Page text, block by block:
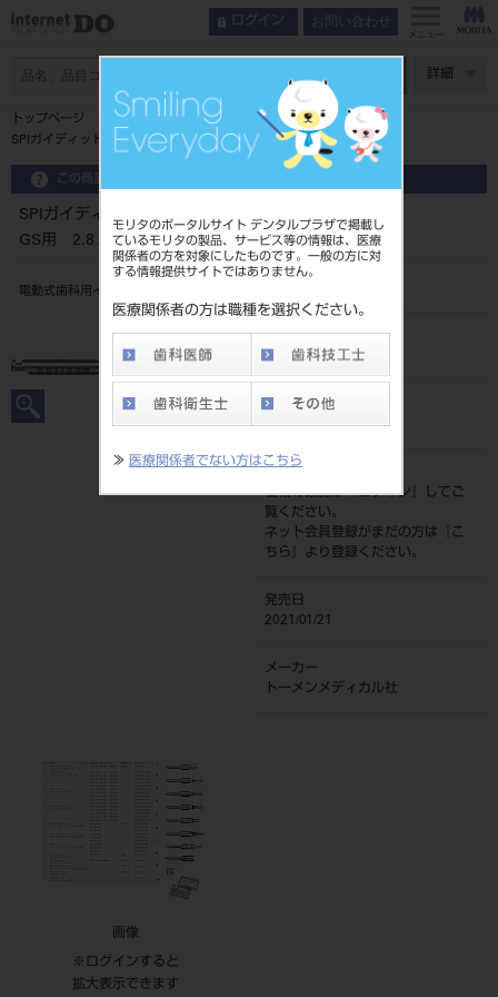
モリタのポータルサイト デンタルプラザで掲載し
ているモリタの製品、サービス等の情報は、医療
関係者の方を対象にしたものです。一般の方に対
する情報提供サイトではありません。
医療関係者の方は職種を選択ください。
≫ 医療関係者でない方はこちら
ログイン お問い合わせ
メニュー
詳細
トップページ
SPIガイディッドサージェリー ベクトツイストドリルGS用 2.8／9.5
この商品に関するお問い合わせ
SPIガイディッドサージェリー ベクトツイストドリル
GS用 2.8／9.5
電動式歯科用インプラント手術器具
品目コード
20676040228/95
JAN/EANコード
7640182640194
価格の確認は『ログイン
』してご
覧ください。
ネット会員登録がまだの方は『
こ
ちら
』より登録ください。
発売日
2021/01/21
メーカー
トーメンメディカル社
画像
※ログインすると
拡大表示できます